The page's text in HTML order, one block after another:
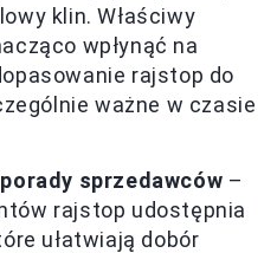
klin. Właściwy
wpłynąć na
rajstop do
ważne w czasie
sprzedawców –
rajstop udostępnia
ułatwiają dobór